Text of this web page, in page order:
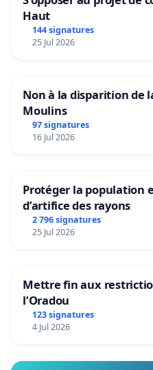
Haut
144 signatures
25 Jul 2026
Non à la disparition de
Moulins
97 signatures
16 Jul 2026
Protéger la population
d’artifice des rayons
2 796 signatures
25 Jul 2026
Mettre fin aux
l’Oradou
123 signatures
4 Jul 2026